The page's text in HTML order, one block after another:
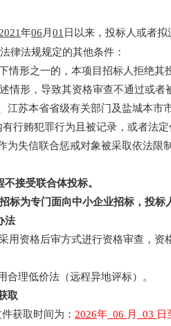
2021年06 月 01 日以来，投标人或者
律法规规定的其他条件：
情形之一的，本项目招标人拒绝
情形，导致其资格审查不通过或
江苏本省省级有关部门及盐城本市
行贿犯罪行为且被记录，或者法
为失信联合惩戒对象被采取依法限
不接受联合体投标。
标为专门面向中小企业招标，投
法
用资格后审方式进行资格审查，资
合理低价法（远程异地评标）。
取
获取时间为： 2026年 06 月 03 日